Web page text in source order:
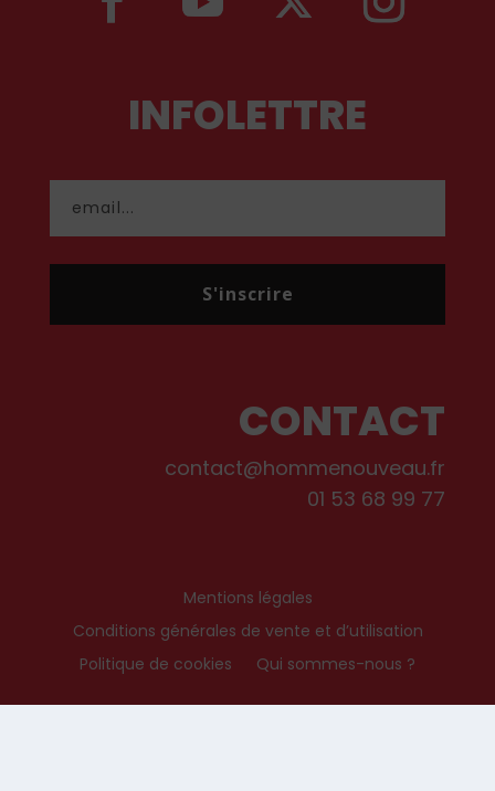
INFOLETTRE
S'inscrire
CONTACT
contact@hommenouveau.fr
01 53 68 99 77
Mentions légales
Conditions générales de vente et d’utilisation
Politique de cookies
Qui sommes-nous ?